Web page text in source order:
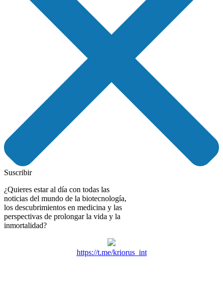
Suscribir
¿Quieres estar al día con todas las
noticias del mundo de la biotecnología,
los descubrimientos en medicina y las
perspectivas de prolongar la vida y la
inmortalidad?
https://t.me/kriorus_int